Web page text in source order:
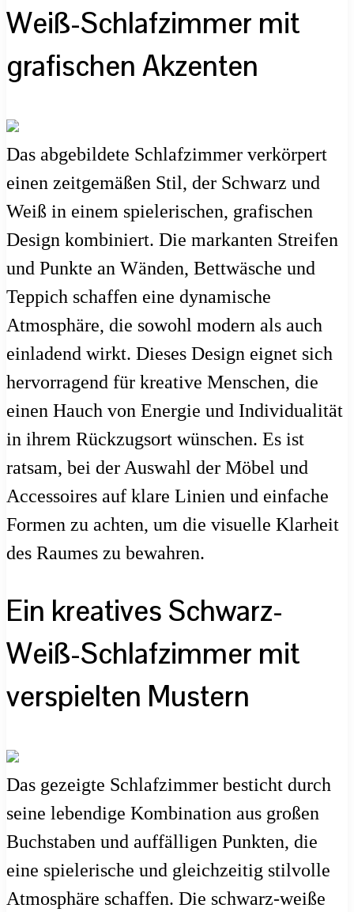
Weiß-Schlafzimmer mit
grafischen Akzenten
Das abgebildete Schlafzimmer verkörpert
einen zeitgemäßen Stil, der Schwarz und
Weiß in einem spielerischen, grafischen
Design kombiniert. Die markanten Streifen
und Punkte an Wänden, Bettwäsche und
Teppich schaffen eine dynamische
Atmosphäre, die sowohl modern als auch
einladend wirkt. Dieses Design eignet sich
hervorragend für kreative Menschen, die
einen Hauch von Energie und Individualität
in ihrem Rückzugsort wünschen. Es ist
ratsam, bei der Auswahl der Möbel und
Accessoires auf klare Linien und einfache
Formen zu achten, um die visuelle Klarheit
des Raumes zu bewahren.
Ein kreatives Schwarz-
Weiß-Schlafzimmer mit
verspielten Mustern
Das gezeigte Schlafzimmer besticht durch
seine lebendige Kombination aus großen
Buchstaben und auffälligen Punkten, die
eine spielerische und gleichzeitig stilvolle
Atmosphäre schaffen. Die schwarz-weiße